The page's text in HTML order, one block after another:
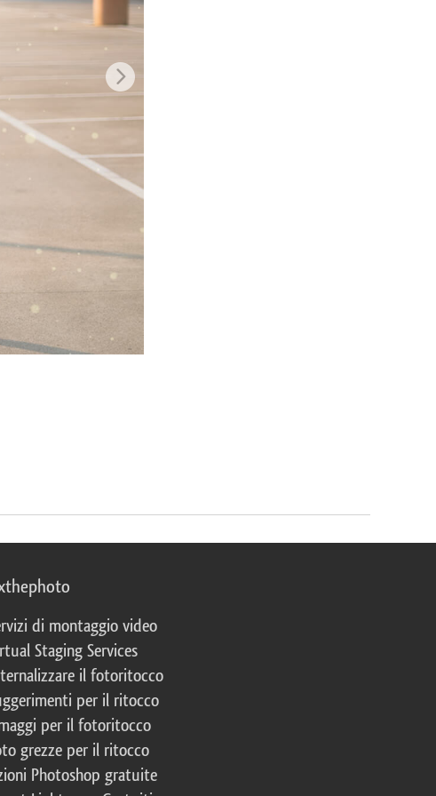
AI
di montaggio video
Staging Services
il fotoritocco
per il ritocco
per il fotoritocco
grezze per il ritocco
Photoshop gratuite